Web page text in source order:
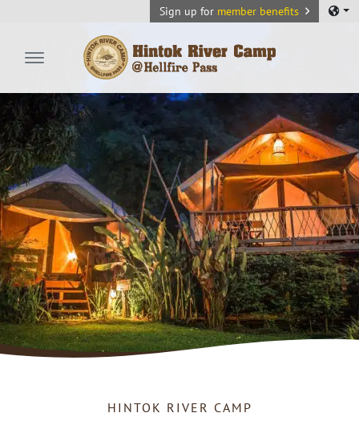
Sign up for member benefits
HINTOK RIVER CAMP